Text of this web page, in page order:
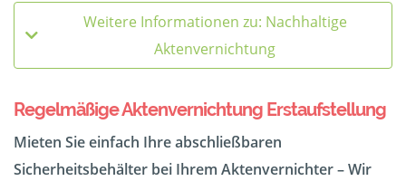
Weitere Informationen zu: Nachhaltige
Aktenvernichtung
Regelmäßige Aktenvernichtung Erstaufstellung
Mieten Sie einfach Ihre abschließbaren
Sicherheitsbehälter bei Ihrem Aktenvernichter – Wir